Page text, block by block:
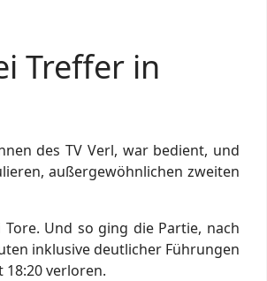
Treffer in
des TV Verl, war bedient, und
außergewöhnlichen zweiten
Und so ging die Partie, nach
inklusive deutlicher Führungen
18:20 verloren.